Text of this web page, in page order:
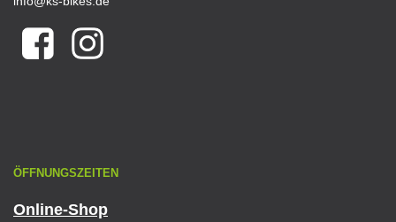
ÖFFNUNGSZEITEN
Online-Shop